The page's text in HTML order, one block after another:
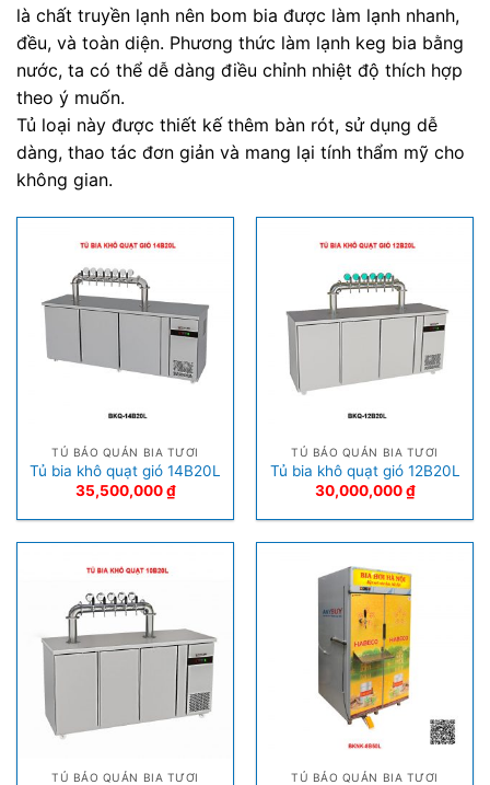
là chất truyền lạnh nên bom bia được làm lạnh nhanh,
đều, và toàn diện. Phương thức làm lạnh keg bia bằng
nước, ta có thể dễ dàng điều chỉnh nhiệt độ thích hợp
theo ý muốn.
Tủ loại này được thiết kế thêm bàn rót, sử dụng dễ
dàng, thao tác đơn giản và mang lại tính thẩm mỹ cho
không gian.
TỦ BẢO QUẢN BIA TƯƠI
Tủ bia khô quạt gió 14B20L
35,500,000₫
TỦ BẢO QUẢN BIA TƯƠI
Tủ bia khô quạt gió 12B20L
30,000,000₫
TỦ BẢO QUẢN BIA TƯƠI TỦ BẢO QUẢN BIA TƯƠI